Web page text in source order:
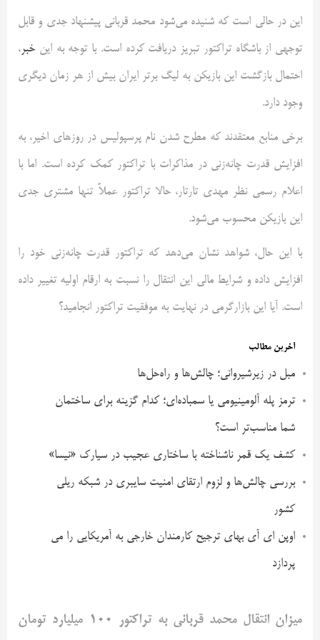
این در حالی است که شنیده می‌شود محمد قربانی پیشنهاد جدی و قابل
توجهی از باشگاه تراکتور تبریز دریافت کرده است. با توجه به این خبر،
احتمال بازگشت این بازیکن به لیگ برتر ایران بیش از هر زمان دیگری
وجود دارد.
برخی منابع معتقدند که مطرح شدن نام پرسپولیس در روزهای اخیر، به
افزایش قدرت چانه‌زنی در مذاکرات با تراکتور کمک کرده است. اما با
اعلام رسمی نظر مهدی تارتار، حالا تراکتور عملاً تنها مشتری جدی
این بازیکن محسوب می‌شود.
با این حال، شواهد نشان می‌دهد که تراکتور قدرت چانه‌زنی خود را
افزایش داده و شرایط مالی این انتقال را نسبت به ارقام اولیه تغییر داده
است. آیا این بازارگرمی در نهایت به موفقیت تراکتور انجامید؟
آخرین مطالب
مبل در زیرشیروانی؛ چالش‌ها و راه‌حل‌ها
ترمز پله آلومینیومی یا سمباده‌ای؛ کدام گزینه برای ساختمان
شما مناسب‌تر است؟
کشف یک قمر ناشناخته با ساختاری عجیب در سیارک «نیسا»
بررسی چالش‌ها و لزوم ارتقای امنیت سایبری در شبکه ریلی
کشور
اوپن ای آی بهای ترجیح کارمندان خارجی به آمریکایی را می
پردازد
میزان انتقال محمد قربانی به تراکتور ۱۰۰ میلیارد تومان